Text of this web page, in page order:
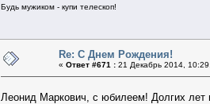
Будь мужиком - купи телескоп!
Re: С Днем Рождения!
« Ответ #671 : 21 Декабрь 2014,
Леонид Маркович, с юбилеем! Долгих лет